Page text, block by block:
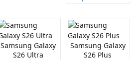
Samsung Galaxy
S26 Ultra
Samsung Galaxy
S26 Plus